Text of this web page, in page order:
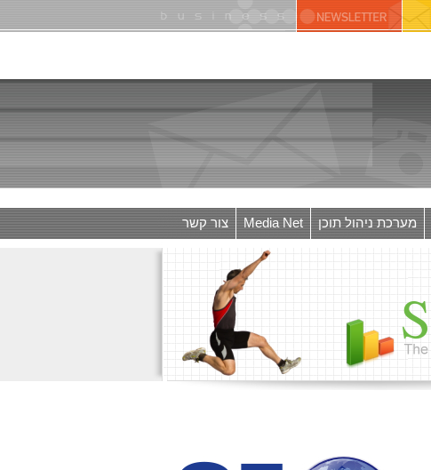
מערכת ניהול תוכן Media Net צור קשר